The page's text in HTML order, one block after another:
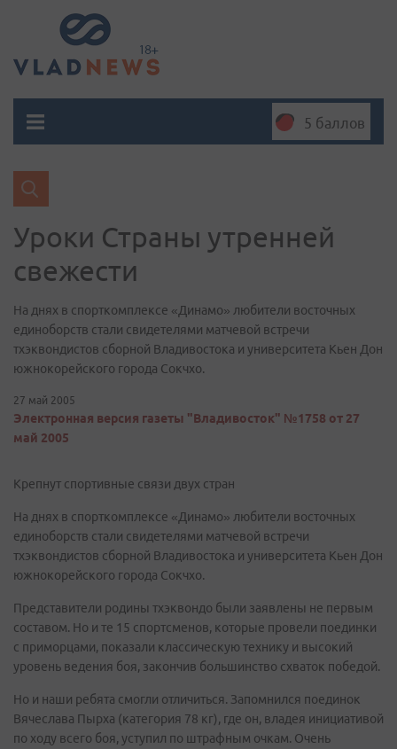
5 баллов
Уроки Страны утренней
свежести
На днях в спорткомплексе «Динамо» любители восточных
единоборств стали свидетелями матчевой встречи
тхэквондистов сборной Владивостока и университета Кьен Дон
южнокорейского города Сокчхо.
27 май 2005
Электронная версия газеты "Владивосток" №1758 от 27
май 2005
Крепнут спортивные связи двух стран
На днях в спорткомплексе «Динамо» любители восточных
единоборств стали свидетелями матчевой встречи
тхэквондистов сборной Владивостока и университета Кьен Дон
южнокорейского города Сокчхо.
Представители родины тхэквондо были заявлены не первым
составом. Но и те 15 спортсменов, которые провели поединки
с приморцами, показали классическую технику и высокий
уровень ведения боя, закончив большинство схваток победой.
Но и наши ребята смогли отличиться. Запомнился поединок
Вячеслава Пырха (категория 78 кг), где он, владея инициативой
по ходу всего боя, уступил по штрафным очкам. Очень